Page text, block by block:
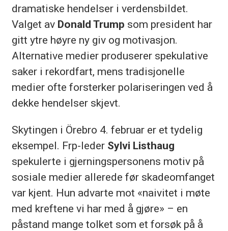
dramatiske hendelser i verdensbildet.
Valget av Donald Trump som president har
gitt ytre høyre ny giv og motivasjon.
Alternative medier produserer spekulative
saker i rekordfart, mens tradisjonelle
medier ofte forsterker polariseringen ved å
dekke hendelser skjevt.
Skytingen i Örebro 4. februar er et tydelig
eksempel. Frp-leder Sylvi Listhaug
spekulerte i gjerningspersonens motiv på
sosiale medier allerede før skadeomfanget
var kjent. Hun advarte mot «naivitet i møte
med kreftene vi har med å gjøre» – en
påstand mange tolket som et forsøk på å